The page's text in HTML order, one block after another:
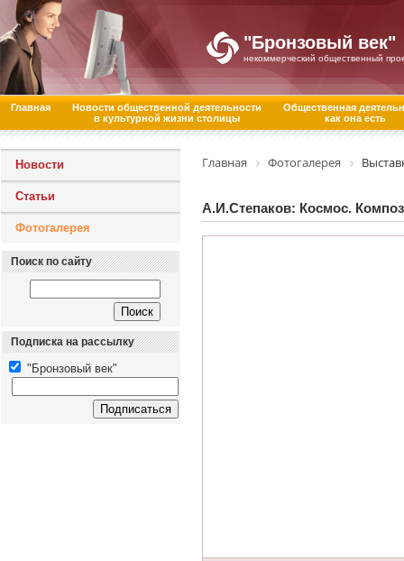
"Бронзовый век"
некоммерческий общественный
Главная
Новости общественной деятельности
в культурной жизни столицы
Общественная
как она есть
Новости
Статьи
Фотогалерея
Поиск по сайту
Подписка на рассылку
"Бронзовый век"
Главная Фотогалерея
А.И.Степаков: Космос.